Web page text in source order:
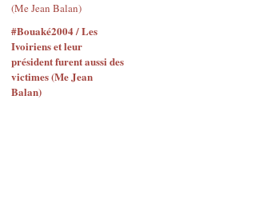
#Bouaké2004 / Les
Ivoiriens et leur
président furent aussi des
victimes (Me Jean
Balan)